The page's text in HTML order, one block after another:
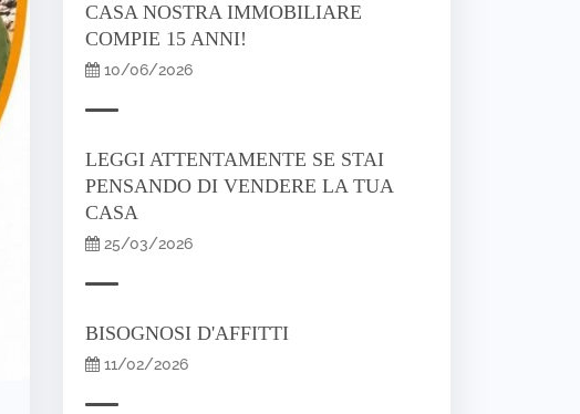
CASA NOSTRA IMMOBILIARE
COMPIE 15 ANNI!
10/06/2026
LEGGI ATTENTAMENTE SE STAI
PENSANDO DI VENDERE LA TUA
CASA
25/03/2026
BISOGNOSI D'AFFITTI
11/02/2026